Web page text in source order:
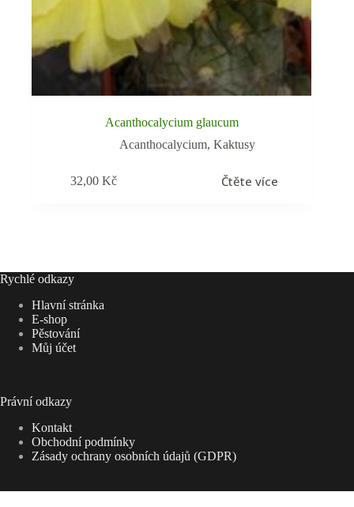
Acanthocalycium glaucum
Acanthocalycium,Kaktusy
32,00Kč Čtěte více
Rychlé odkazy
Hlavní stránka
E-shop
Pěstování
Můj účet
Právní odkazy
Kontakt
Obchodní podmínky
Zásady ochrany osobních údajů (GDPR)